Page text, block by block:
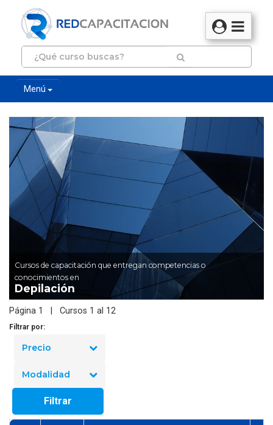
Menú
Cursos de capacitación que entregan competencias o
conocimientos en
Depilación
Página 1 | Cursos 1 al 12
Filtrar por:
Precio
Modalidad
Filtrar